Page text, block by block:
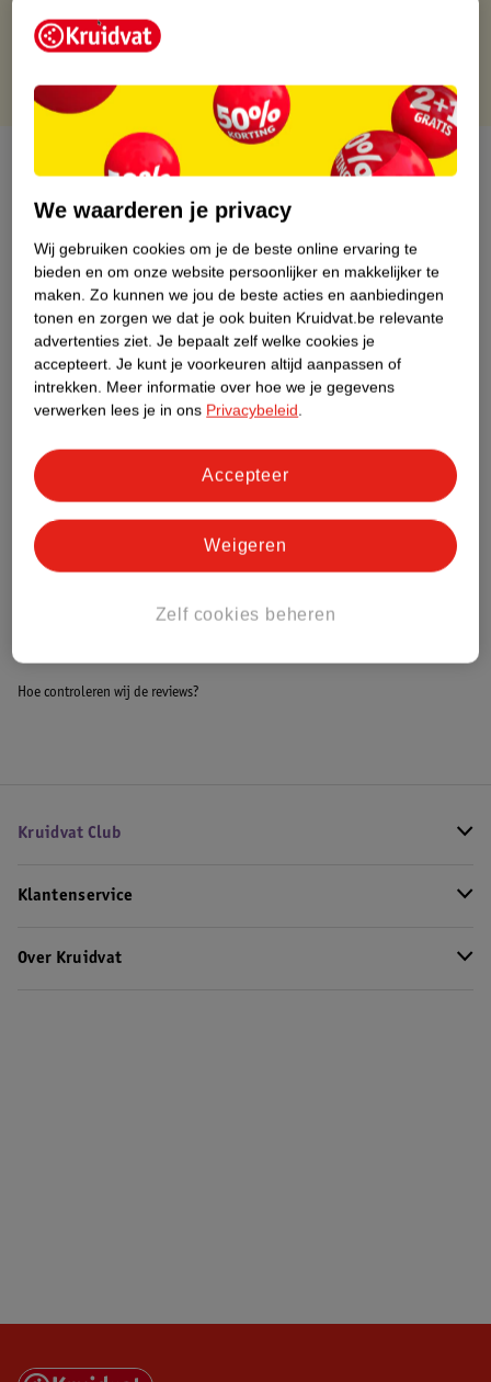
Gratis punten met je Kruidvat kaart
Over dit product
Productinformatie
Etiketinformatie
Nature Impact Score
Dit product heeft (nog) geen Nature
Impact Score.
Meer informatie
Bestel & Bezorginformatie
Hoe controleren wij de reviews?
Kruidvat Club
Klantenservice
Over Kruidvat
We waarderen je privacy
Wij gebruiken cookies om je de beste online ervaring te
bieden en om onze website persoonlijker en makkelijker te
maken. Zo kunnen we jou de beste acties en aanbiedingen
tonen en zorgen we dat je ook buiten Kruidvat.be relevante
advertenties ziet. Je bepaalt zelf welke cookies je
accepteert. Je kunt je voorkeuren altijd aanpassen of
intrekken. Meer informatie over hoe we je gegevens
verwerken lees je in ons Privacybeleid.
Zelf cookies beheren
Weigeren
Accepteer